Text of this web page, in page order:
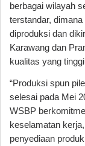
berbagai wilayah
terstandar,
diproduksi dan
Karawang dan
kualitas yang
“Produksi spun
selesai pada Mei
WSBP
keselamatan
penyediaan